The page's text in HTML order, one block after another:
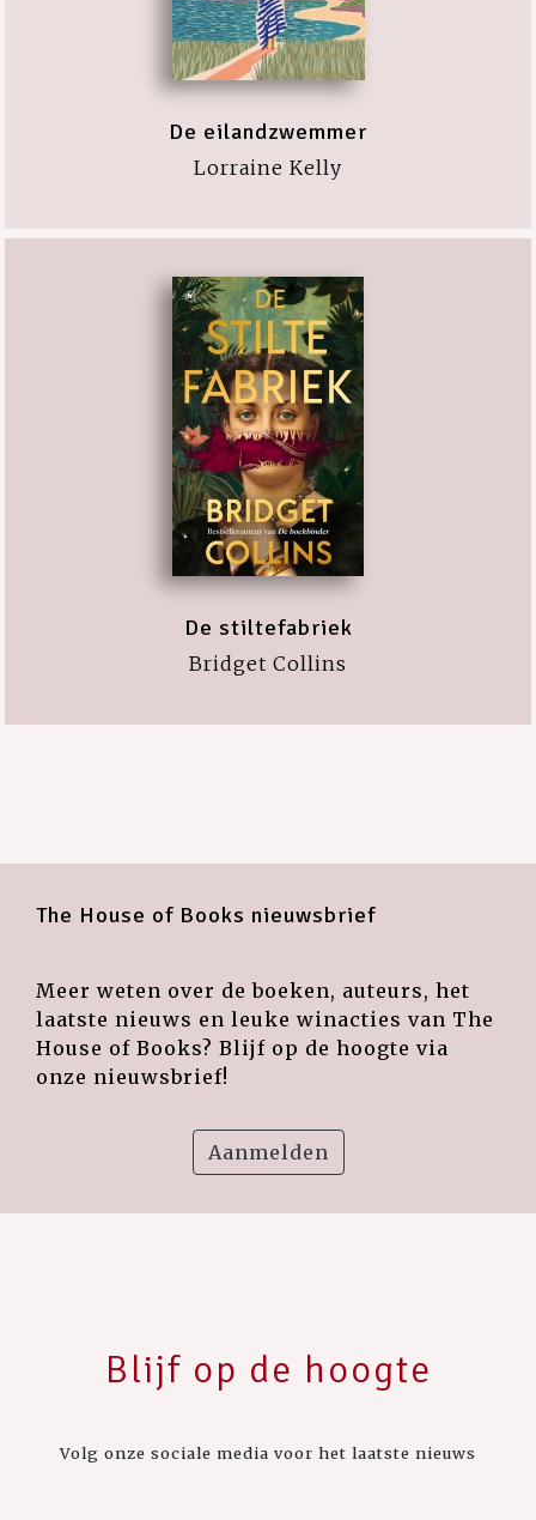
De eilandzwemmer
Lorraine Kelly
De stiltefabriek
Bridget Collins
The House of Books nieuwsbrief
Meer weten over de boeken, auteurs, het
laatste nieuws en leuke winacties van The
House of Books? Blijf op de hoogte via
onze nieuwsbrief!
Aanmelden
Blijf op de hoogte
Volg onze sociale media voor het laatste nieuws